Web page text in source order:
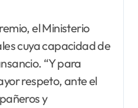
el Ministerio
cuya capacidad de
“Y para
respeto, ante el
y